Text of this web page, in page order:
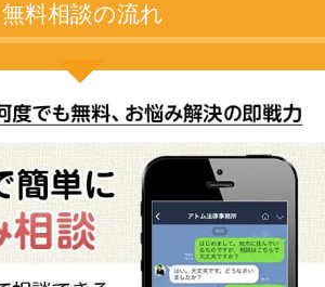
無料相談の流れ